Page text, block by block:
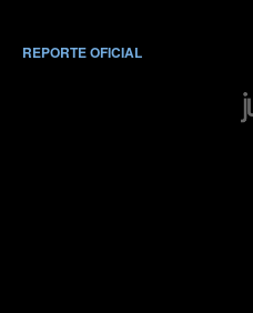
REPORTE OFICIAL